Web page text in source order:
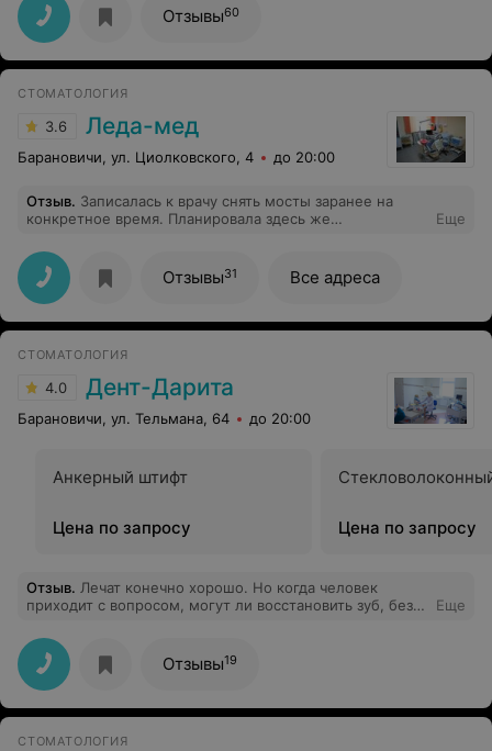
Отзывы60
СТОМАТОЛОГИЯ
3.6 Леда-мед
Барановичи, ул. Циолковского, 4 до 20:00
Отзыв. Записалась к врачу снять мосты заранее на
конкретное время. Планировала здесь же
кресле,ждала пока подойдёт врач. Хорошо,что он руки
хоть помыл,т.к. перчатки не одевал. Просила
обезболить,отказал. Мосты снял,но не почистил от
клея,на котором держались эти мосты. Деньги взяли
без квитанции. В общем впечатление ужасное. Туда не
Еще
Отзывы31 Все адреса
СТОМАТОЛОГИЯ
4.0 Дент-Дарита
Барановичи, ул. Тельмана, 64 до 20:00
Анкерный штифт
Цена по запросу Цена по запросу
Отзыв. Лечат конечно хорошо. Но когда человек
приходит с вопросом, могут ли восстановить зуб, без
одного зуба обошлось больше 300р и потом говорят
что сделали все под коронку, зуб не восстановили!! И
ещё советуют молодой девушке поставить
металлическую коронку (золотой зуб), она же
дешевле. Главное что они все деньги что могли взяли с
Еще
Отзывы19
СТОМАТОЛОГИЯ